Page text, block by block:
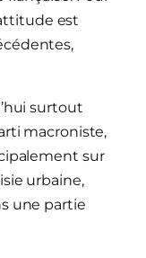
est
surtout
macroniste,
sur
urbaine,
une partie